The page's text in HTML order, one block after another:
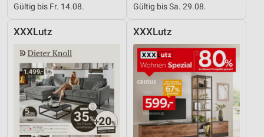
Gültig bis Fr. 14.08. Gültig bis Sa. 29.08.
XXXLutz XXXLutz